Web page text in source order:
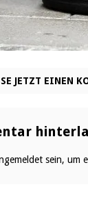
JETZT EINEN
sein, um